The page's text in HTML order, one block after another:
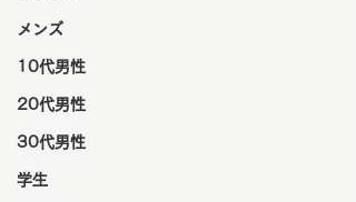
メンズ
10代男性
20代男性
30代男性
学生